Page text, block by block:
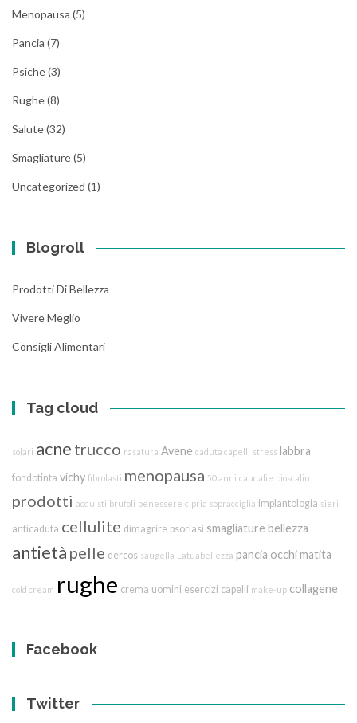
Menopausa (5)
Pancia (7)
Psiche(3)
Rughe(8)
Salute(32)
Smagliature(5)
Uncategorized (1)
Blogroll
Prodotti Di Bellezza
Vivere Meglio
Consigli Alimentari
Tag cloud
solari acne trucco rasatura Avene caduta capelli stress labbra
fondotinta vichy fibrolasti menopausa 50 anni caudalie bioscalin
prodotti acquisti brufoli benessere cipria sopracciglia implantologia sieri
anticaduta cellulite dimagrire psoriasi smagliature bellezza
antietà pelle dercos saugella Latuabellezza pancia occhi matita
cold cream rughe crema uomini esercizi capelli make-up collagene
Facebook
Twitter